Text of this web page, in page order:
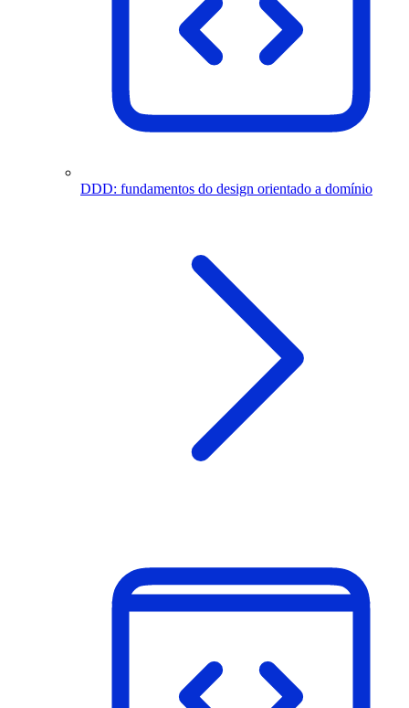
DDD: fundamentos do design orientado a domínio